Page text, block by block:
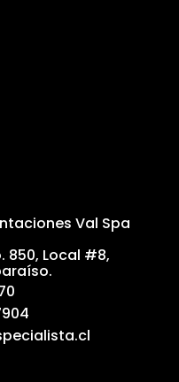
Val Spa
850, Local #8,